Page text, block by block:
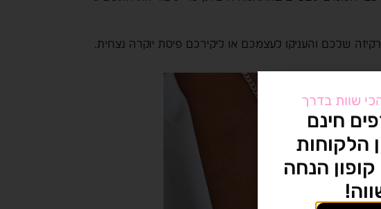
שלכם והעניקו לעצמכם או ליקירכם פיסת יוקרה נצחית.
שוות בדרך
חינם
הלקוחות
הנחה